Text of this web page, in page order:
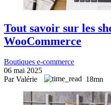
Tout savoir sur les
WooCommerce
Boutiques e-commerce
06 mai 2025
Par Valérie
18mn